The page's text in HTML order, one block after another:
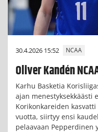
30.4.2026 15:52 NCAA
Oliver Kandén
Karhu Basketia
ajan menestyksekkäästi
Korikonkareiden
vuotta, siirtyy ensi
pelaavaan Pepperdinen